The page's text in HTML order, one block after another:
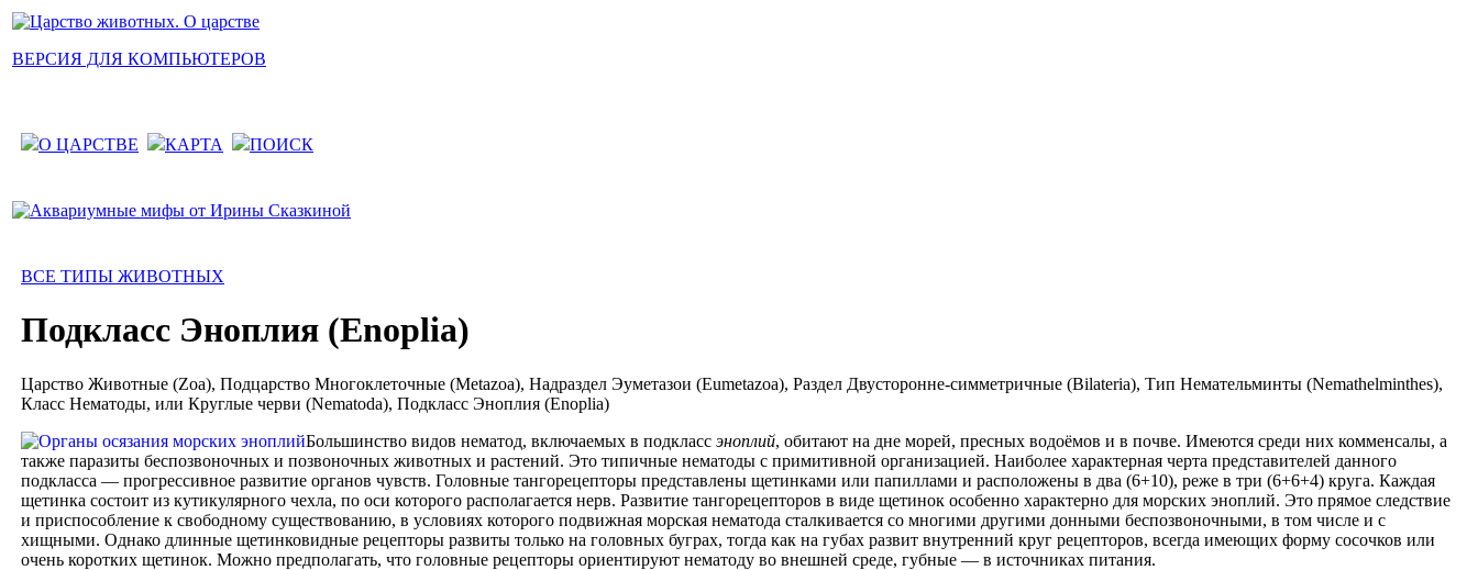
ВЕРСИЯ ДЛЯ КОМПЬЮТЕРОВ
О ЦАРСТВЕ КАРТА ПОИСК
ВСЕ ТИПЫ ЖИВОТНЫХ
Подкласс Эноплия (Enoplia)
Царство Животные (Zoa), Подцарство Многоклеточные (Metazoa), Надраздел Эуметазои (Eumetazoa), Раздел Двусторонне-симметричные (Bilateria), Тип Немательминты (Nemathelminthes),
Класс Нематоды, или Круглые черви (Nematoda), Подкласс Эноплия (Enoplia)
Большинство видов нематод, включаемых в подкласс эноплий, обитают на дне морей, пресных водоёмов и в почве. Имеются среди них комменсалы, а
также паразиты беспозвоночных и позвоночных животных и растений. Это типичные нематоды с примитивной организацией. Наиболее характерная черта представителей данного
подкласса — прогрессивное развитие органов чувств. Головные тангорецепторы представлены щетинками или папиллами и расположены в два (6+10), реже в три (6+6+4) круга. Каждая
щетинка состоит из кутикулярного чехла, по оси которого располагается нерв. Развитие тангорецепторов в виде щетинок особенно характерно для морских эноплий. Это прямое следствие
и приспособление к свободному существованию, в условиях которого подвижная морская нематода сталкивается со многими другими донными беспозвоночными, в том числе и с
хищными. Однако длинные щетинковидные рецепторы развиты только на головных буграх, тогда как на губах развит внутренний круг рецепторов, всегда имеющих форму сосочков или
очень коротких щетинок. Можно предполагать, что головные рецепторы ориентируют нематоду во внешней среде, губные — в источниках питания.